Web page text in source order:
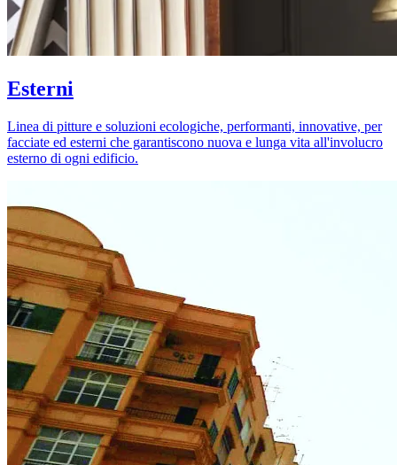
Esterni
Linea di pitture e soluzioni ecologiche, performanti, innovative, per
facciate ed esterni che garantiscono nuova e lunga vita all'involucro
esterno di ogni edificio.